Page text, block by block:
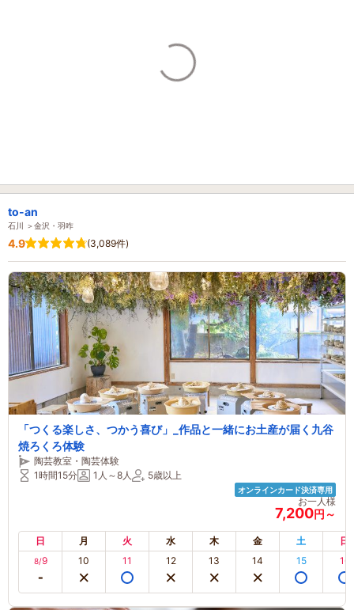
to-an
石川 ＞金沢・羽咋
4.9 (3,089件)
「つくる楽しさ、つかう喜び」_作品と一緒にお土産が届く九谷
焼ろくろ体験
陶芸教室・陶芸体験
1時間15分
1人～8人 5歳以上
オンラインカード決済専用
お一人様
7,200円～
日 月 火 水 木 金 土 日
8/9 10 11 12 13 14 15 16